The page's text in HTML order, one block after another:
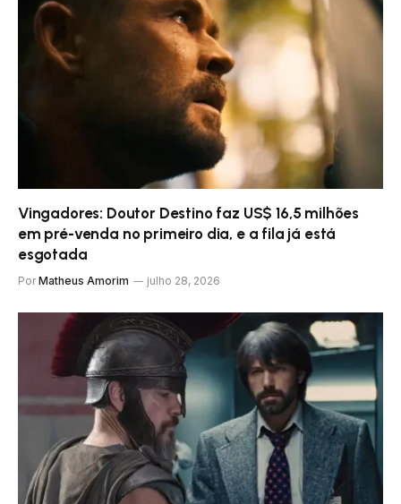
Vingadores: Doutor Destino faz US$ 16,5 milhões
em pré-venda no primeiro dia, e a fila já está
esgotada
Por Matheus Amorim julho 28, 2026